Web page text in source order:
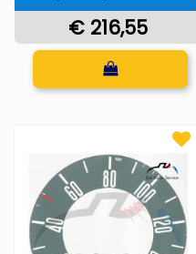
€ 216,55
Quantità